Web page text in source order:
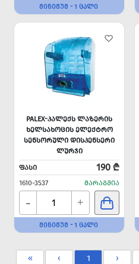
ᲛᲘᲜᲘᲛᲣᲛ - 1 ᲪᲐᲚᲘ
PALEX-ᲞᲐᲚᲔᲥᲡ ᲚᲐᲖᲔᲠᲘᲡ
ᲮᲔᲚᲡᲐᲮᲝᲪᲘᲡ ᲔᲚᲔᲥᲢᲠᲝ
ᲡᲔᲜᲡᲝᲠᲣᲚᲘ ᲓᲘᲡᲞᲔᲜᲡᲔᲠᲘ
ᲚᲣᲠᲯᲘ
ᲤᲐᲡᲘ
190 ₾
1610-3537 ᲛᲐᲠᲐᲒᲨᲘᲐ
- +
ᲛᲘᲜᲘᲛᲣᲛ - 1 ᲪᲐᲚᲘ
« ‹ 1 ›